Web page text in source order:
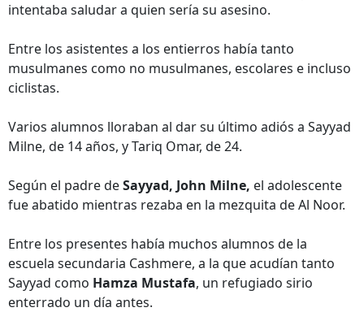
intentaba saludar a quien sería su asesino.
Entre los asistentes a los entierros había tanto
musulmanes como no musulmanes, escolares e incluso
ciclistas.
Varios alumnos lloraban al dar su último adiós a Sayyad
Milne, de 14 años, y Tariq Omar, de 24.
Según el padre deSayyad, John Milne, el adolescente
fue abatido mientras rezaba en la mezquita de Al Noor.
Entre los presentes había muchos alumnos de la
escuela secundaria Cashmere, a la que acudían tanto
Sayyad como Hamza Mustafa, un refugiado sirio
enterrado un día antes.